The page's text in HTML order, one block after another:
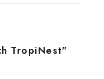
TropiNest"